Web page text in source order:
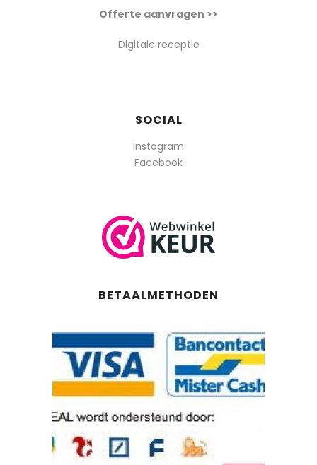
Offerte aanvragen >>
Digitale receptie
SOCIAL
Instagram
Facebook
BETAALMETHODEN